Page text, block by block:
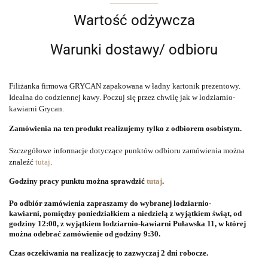
Wartość odżywcza
Warunki dostawy/ odbioru
Filiżanka firmowa GRYCAN zapakowana w ładny kartonik prezentowy.
Idealna do codziennej kawy. Poczuj się przez chwilę jak w lodziarnio-
kawiarni Grycan.
Zamówienia na ten produkt realizujemy tylko z odbiorem osobistym.
Szczegółowe informacje dotyczące punktów odbioru zamówienia można
znaleźć tutaj
Godziny pracy punktu można sprawdzić tutaj.
Po odbiór zamówienia zapraszamy do wybranej lodziarnio-
kawiarni, pomiędzy poniedziałkiem a niedzielą z wyjątkiem świąt, od
godziny 12:00, z wyjątkiem lodziarnio-kawiarni Puławska 11, w której
można odebrać zamówienie od godziny 9:30.
Czas oczekiwania na realizację to zazwyczaj 2 dni robocze.